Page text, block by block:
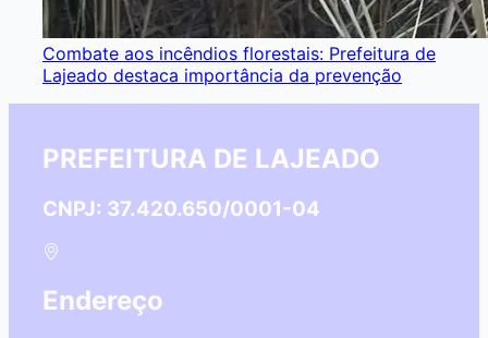
Combate aos incêndios florestais: Prefeitura de
Lajeado destaca importância da prevenção
PREFEITURA DE LAJEADO
CNPJ: 37.420.650/0001-04
Endereço